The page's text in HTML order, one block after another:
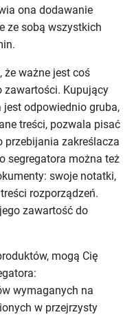
ona dodawanie
ze sobą wszystkich
ważne jest coś
zawartości. Kupujący
odpowiednio gruba,
treści, pozwala pisać
przebijania zakreślacza
segregatora można też
swoje notatki,
rozporządzeń.
zawartość do
mogą Cię
wymaganych na
w przejrzysty